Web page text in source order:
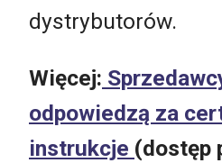
dystrybutorów.
Więcej:
odpowiedzą za
instrukcje (dostęp